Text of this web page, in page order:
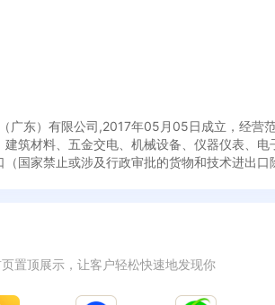
广东）有限公司,2017年05月05日成立，经营
筑材料、五金交电、机械设备、仪器仪表、
国家禁止或涉及行政审批的货物和技术进出
置顶展示，让客户轻松快速地发现你